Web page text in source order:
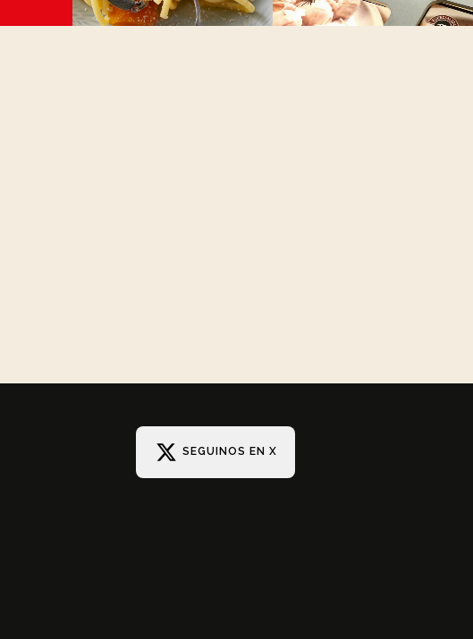
SEGUINOS EN X